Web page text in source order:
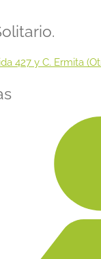
427 y C. Ermita